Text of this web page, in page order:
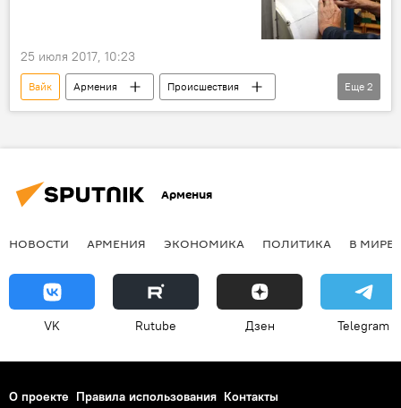
25 июля 2017, 10:23
Вайк Армения
Происшествия
землетрясение
сейсмологи
Еще 2
Армения
НОВОСТИ АРМЕНИЯ ЭКОНОМИКА ПОЛИТИКА В МИРЕ
VK Rutube Дзен Telegram
О проекте Правила использования Контакты